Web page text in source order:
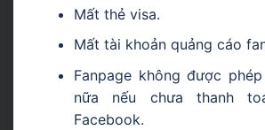
Mất thẻ visa.
Mất tài khoản quảng cáo
Fanpage không được
nữa nếu chưa thanh
Facebook.